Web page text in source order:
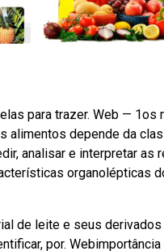
para trazer. Web —
alimentos depende da
analisar e interpretar
organolépticas
de leite e seus
por.